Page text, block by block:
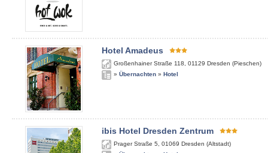
Hotel Amadeus
Großenhainer Straße 118 01129 Dresden (Pieschen)
» Übernachten » Hotel
ibis Hotel Dresden Zentrum
Prager Straße 5 01069 Dresden (Altstadt)